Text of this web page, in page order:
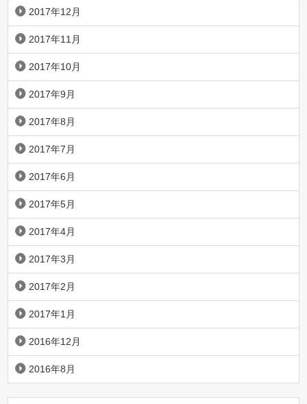
2017年12月
2017年11月
2017年10月
2017年9月
2017年8月
2017年7月
2017年6月
2017年5月
2017年4月
2017年3月
2017年2月
2017年1月
2016年12月
2016年8月